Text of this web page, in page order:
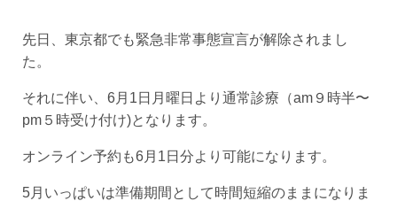
先日、東京都でも緊急非常事態宣言が解除されまし
た。
それに伴い、6月1日月曜日より通常診療（am９時半〜
pm５時受け付け)となります。
オンライン予約も6月1日分より可能になります。
5月いっぱいは準備期間として時間短縮のままになりま